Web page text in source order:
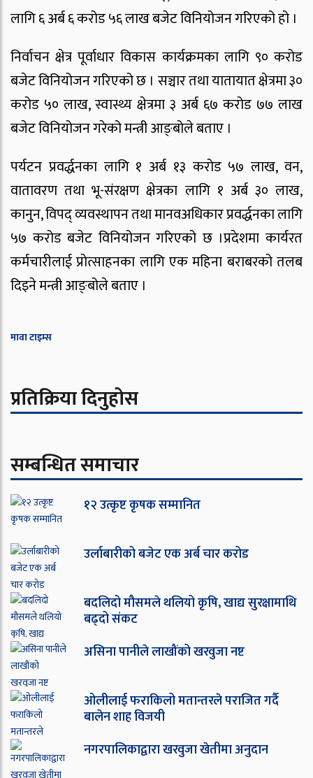
लागि ६ अर्ब ६ करोड ५६ लाख बजेट विनियोजन गरिएको हो ।
निर्वाचन क्षेत्र पूर्वाधार विकास कार्यक्रमका लागि ९० करोड
बजेट विनियोजन गरिएको छ । सञ्चार तथा यातायात क्षेत्रमा ३०
करोड ५० लाख, स्वास्थ्य क्षेत्रमा ३ अर्ब ६७ करोड ७७ लाख
बजेट विनियोजन गरेको मन्त्री आङ्बोले बताए ।
पर्यटन प्रवर्द्धनका लागि १ अर्ब १३ करोड ५७ लाख, वन,
वातावरण तथा भू-संरक्षण क्षेत्रका लागि १ अर्ब ३० लाख,
कानुन, विपद् व्यवस्थापन तथा मानवअधिकार प्रवर्द्धनका लागि
५७ करोड बजेट विनियोजन गरिएको छ ।प्रदेशमा कार्यरत
कर्मचारीलाई प्रोत्साहनका लागि एक महिना बराबरको तलब
दिइने मन्त्री आङ्बोले बताए ।
मावा टाइम्स
प्रतिक्रिया दिनुहोस
सम्बन्धित समाचार
१२ उत्कृष्ट कृषक सम्मानित
उर्लाबारीको बजेट एक अर्ब चार करोड
बदलिदो मौसमले थलियो कृषि, खाद्य सुरक्षामाथि
बढ्दो संकट
असिना पानीले लाखौंको खरवुजा नष्ट
ओ‌लीलाई फराकिलो मतान्तरले पराजित गर्दै
बालेन शाह विजयी
नगरपालिकाद्वारा खरवुजा खेतीमा अनुदान